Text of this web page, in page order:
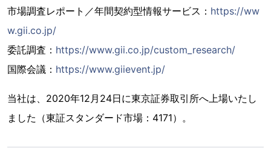
市場調査レポート／年間契約型情報サービス： https://ww
w.gii.co.jp/
委託調査： https://www.gii.co.jp/custom_research/
国際会議： https://www.giievent.jp/
当社は、2020年12月24日に東京証券取引所へ上場いたし
ました（東証スタンダード市場：4171）。